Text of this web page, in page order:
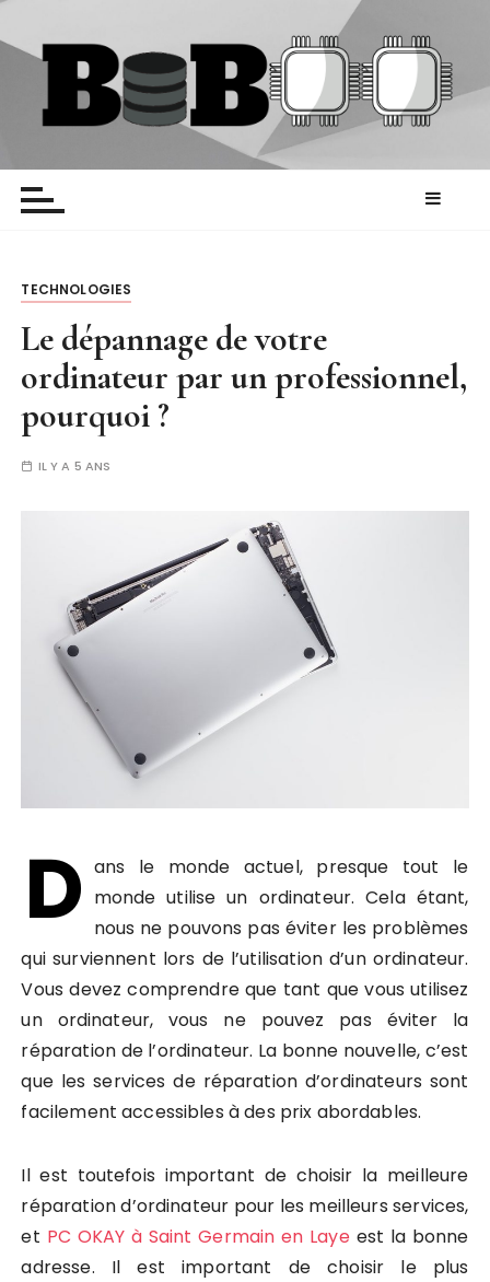
a
a Biboo
TECHNOLOGIES
Le dépannage de votre
ordinateur par un professionnel,
pourquoi ?
IL Y A 5 ANS
D ans le monde actuel, presque tout le
monde utilise un ordinateur. Cela étant,
nous ne pouvons pas éviter les problèmes
qui surviennent lors de l’utilisation d’un ordinateur.
Vous devez comprendre que tant que vous utilisez
un ordinateur, vous ne pouvez pas éviter la
réparation de l’ordinateur. La bonne nouvelle, c’est
que les services de réparation d’ordinateurs sont
facilement accessibles à des prix abordables.
Il est toutefois important de choisir la meilleure
réparation d’ordinateur pour les meilleurs services,
et PC OKAY à Saint Germain en Layeest la bonne
adresse. Il est important de choisir le plus